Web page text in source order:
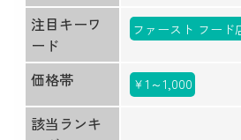
注目キーワ
ード
ファースト フード
価格帯 ￥1～1,000
該当ランキ